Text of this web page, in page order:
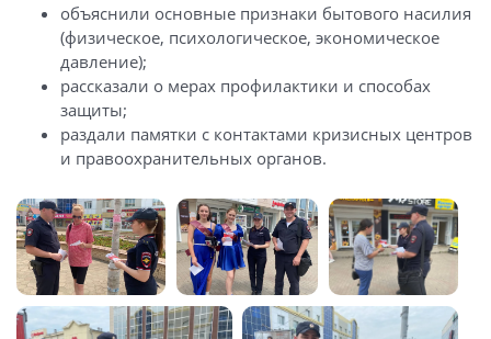
объяснили основные признаки бытового насилия
(физическое, психологическое, экономическое
давление);
рассказали о мерах профилактики и способах
защиты;
раздали памятки с контактами кризисных центров
и правоохранительных органов.